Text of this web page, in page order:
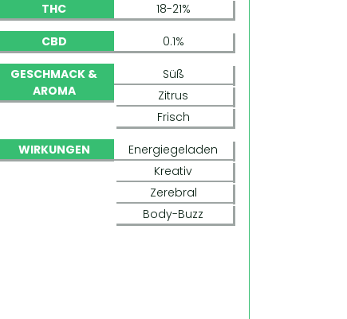
THC 18-21%
CBD 0.1%
GESCHMACK &
AROMA
Süß
Zitrus
Frisch
WIRKUNGEN
Energiegeladen
Kreativ
Zerebral
Body-Buzz